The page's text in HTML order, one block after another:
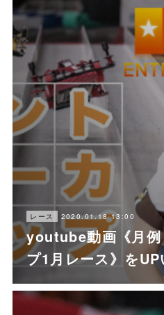
レース 2020.01.18 13:00
youtube動画《月
プ1月レース》を